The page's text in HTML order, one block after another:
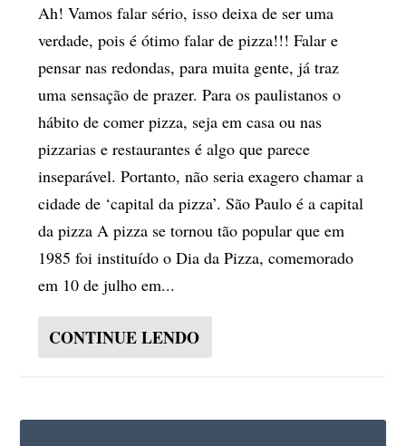
Ah! Vamos falar sério, isso deixa de ser uma
verdade, pois é ótimo falar de pizza!!! Falar e
pensar nas redondas, para muita gente, já traz
uma sensação de prazer. Para os paulistanos o
hábito de comer pizza, seja em casa ou nas
pizzarias e restaurantes é algo que parece
inseparável. Portanto, não seria exagero chamar a
cidade de ‘capital da pizza’. São Paulo é a capital
da pizza A pizza se tornou tão popular que em
1985 foi instituído o Dia da Pizza, comemorado
em 10 de julho em...
CONTINUE LENDO